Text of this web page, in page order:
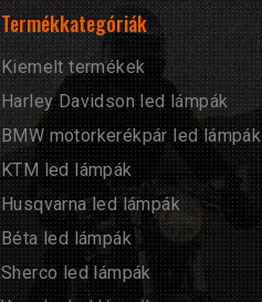
Termékkategóriák
Kiemelt termékek
Harley Davidson led lámpák
BMW motorkerékpár led lámpák
KTM led lámpák
Husqvarna led lámpák
Béta led lámpák
Sherco led lámpák